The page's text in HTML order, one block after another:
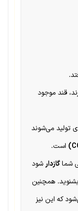
قند موجود
تولید می‌شوند
است.
شماگازدار شود
بشنوید. همچنین
که این نیز